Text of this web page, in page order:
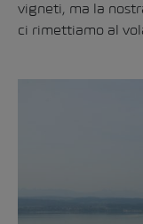
vigneti, ma la
ci rimettiamo al